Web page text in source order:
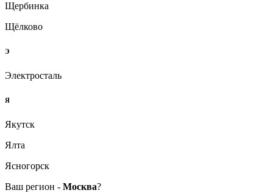
Щербинка
Щёлково
Э
Электросталь
Я
Якутск
Ялта
Ясногорск
Ваш регион - Москва?